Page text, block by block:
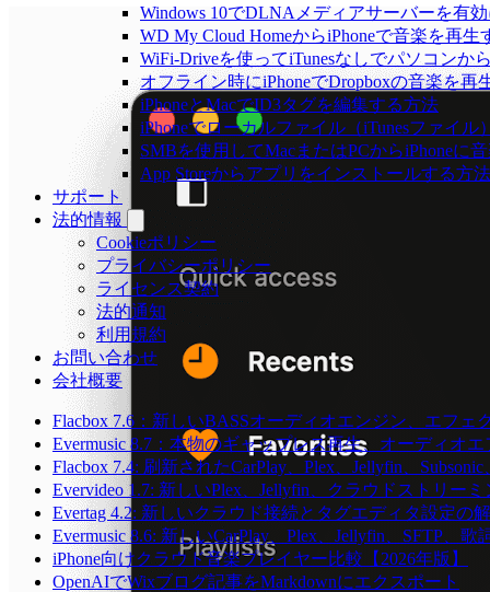
Windows 10でDLNAメディアサーバーを有
WD My Cloud HomeからiPhoneで音楽を再生
WiFi-Driveを使ってiTunesなしでパソコンか
オフライン時にiPhoneでDropboxの音楽を再
iPhoneとMacでID3タグを編集する方法
iPhoneでローカルファイル（iTunesファイル
SMBを使用してMacまたはPCからiPhoneに
App Storeからアプリをインストールする方
サポート
法的情報
Cookieポリシー
プライバシーポリシー
ライセンス契約
法的通知
利用規約
お問い合わせ
会社概要
Flacbox 7.6：新しいBASSオーディオエンジン、エフ
Evermusic 8.7：本物のギャップレス再生、オーディオ
Flacbox 7.4: 刷新されたCarPlay、Plex、Jellyfin、
Evervideo 1.7: 新しいPlex、Jellyfin、クラウドストリー
Evertag 4.2: 新しいクラウド接続とタグエディタ設定の
Evermusic 8.6: 新しいCarPlay、Plex、Jellyfin、SFTP、歌
iPhone向けクラウド音楽プレイヤー比較【2026年版】
OpenAIでWixブログ記事をMarkdownにエクスポート